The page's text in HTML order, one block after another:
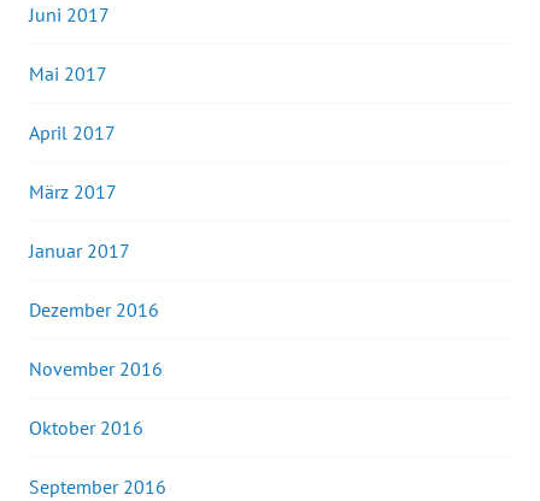
Juni 2017
Mai 2017
April 2017
März 2017
Januar 2017
Dezember 2016
November 2016
Oktober 2016
September 2016